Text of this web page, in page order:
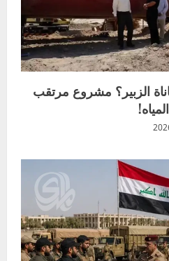
الزبير؟ مشروع مرتقب